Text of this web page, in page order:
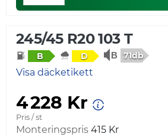
245/45 R20 103 T
B D 71db
Visa däcketikett
4 228 Kr
Pris / st
Monteringspris 415 Kr